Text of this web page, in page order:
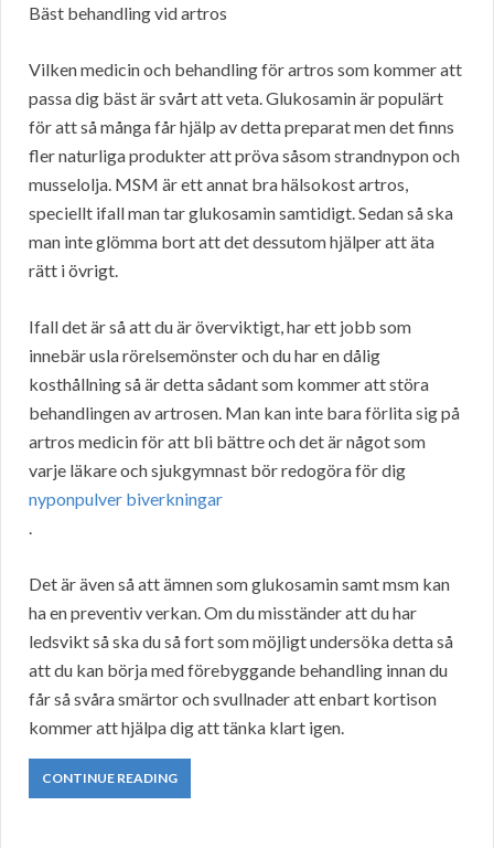
Bäst behandling vid artros
Vilken medicin och behandling för artros som kommer att
passa dig bäst är svårt att veta. Glukosamin är populärt
för att så många får hjälp av detta preparat men det finns
fler naturliga produkter att pröva såsom strandnypon och
musselolja. MSM är ett annat bra hälsokost artros,
speciellt ifall man tar glukosamin samtidigt. Sedan så ska
man inte glömma bort att det dessutom hjälper att äta
rätt i övrigt.
Ifall det är så att du är överviktigt, har ett jobb som
innebär usla rörelsemönster och du har en dålig
kosthållning så är detta sådant som kommer att störa
behandlingen av artrosen. Man kan inte bara förlita sig på
artros medicin för att bli bättre och det är något som
varje läkare och sjukgymnast bör redogöra för dig
nyponpulver biverkningar
.
Det är även så att ämnen som glukosamin samt msm kan
ha en preventiv verkan. Om du misständer att du har
ledsvikt så ska du så fort som möjligt undersöka detta så
att du kan börja med förebyggande behandling innan du
får så svåra smärtor och svullnader att enbart kortison
kommer att hjälpa dig att tänka klart igen.
CONTINUE READING